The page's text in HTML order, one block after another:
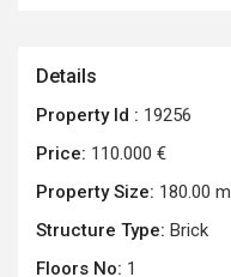
Details
Property Id : 19256
Price: 110.000 €
Property Size: 180.00 m
Structure Type: Brick
Floors No: 1